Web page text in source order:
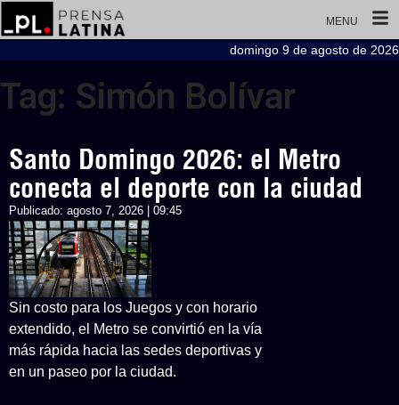
MENU
domingo 9 de agosto de 2026
Tag: Simón Bolívar
Santo Domingo 2026: el Metro
conecta el deporte con la ciudad
Publicado: agosto 7, 2026 | 09:45
Sin costo para los Juegos y con horario
extendido, el Metro se convirtió en la vía
más rápida hacia las sedes deportivas y
en un paseo por la ciudad.